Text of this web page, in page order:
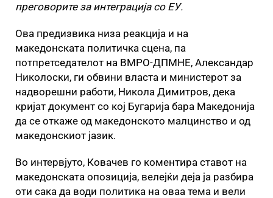
преговорите за интеграција со ЕУ.
Ова предизвика низа реакција и на
македонската политичка сцена, па
потпретседателот на ВМРО-ДПМНЕ, Александар
Николоски, ги обвини власта и министерот за
надворешни работи, Никола Димитров, дека
кријат документ со кој Бугарија бара Македонија
да се откаже од македонското малцинство и од
македонскиот јазик.
Во интервјуто, Ковачев го коментира ставот на
македонската опозиција, велејќи деја ја разбира
оти сака да води политика на оваа тема и вели